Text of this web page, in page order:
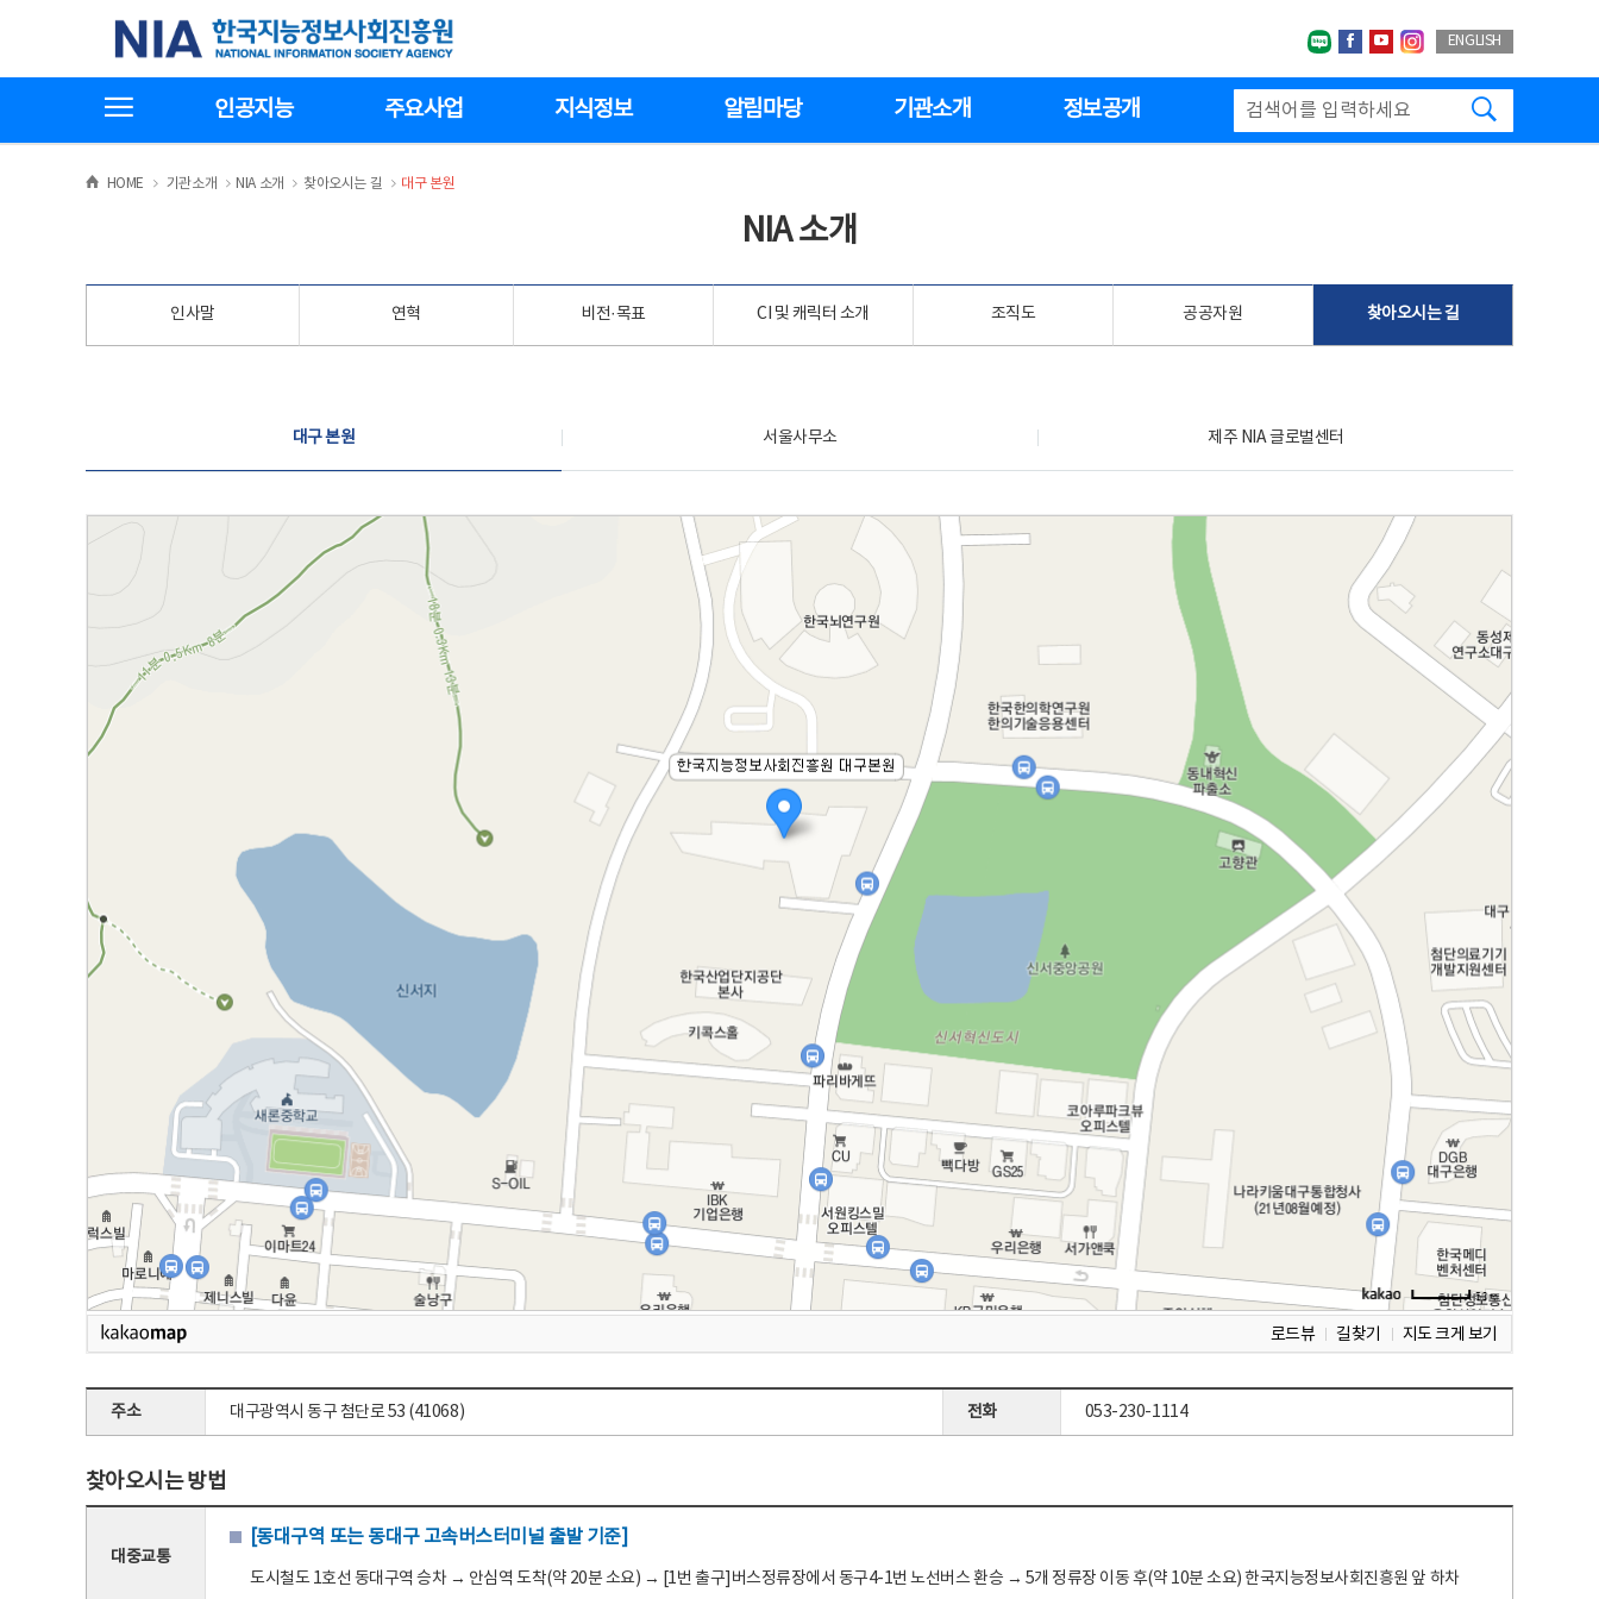
기
한국지능정보사회진흥원
네이버블로그
페이스북
유투브인스타그랩
ENGLISH
인공지능 주요사업 지식정보 알림마당 기관소개 정보공개
HOME >
기관소개 >NIA 소개 >
찾아오시는 길 >
대구 본원
NIA 소개
인사말 연혁 비전·목표 CI 및 캐릭터 소개 조직도 공공자원 찾아오시는 길
대구 본원 서울사무소 제주 NIA 글로벌센터
로드뷰 길찾기 지도 크게 보기
주소 대구광역시 동구 첨단로 53 (41068) 전화 053-230-1114
찾아오시는 방법
대중교통
[동대구역 또는 동대구 고속버스터미널 출발 기준]
도시철도 1호선 동대구역 승차 → 안심역 도착(약 20분 소요) → [1번 출구]버스정류장에서 동구4-1번 노선버스 환승 → 5개 정류장 이동 후(약 10분 소요) 한국지능정보사회진흥원 앞 하차